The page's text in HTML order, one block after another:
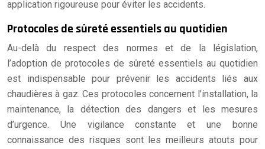
application rigoureuse pour éviter les accidents.
Protocoles de sûreté essentiels au quotidien
Au-delà du respect des normes et de la législation,
l’adoption de protocoles de sûreté essentiels au quotidien
est indispensable pour prévenir les accidents liés aux
chaudières à gaz. Ces protocoles concernent l’installation, la
maintenance, la détection des dangers et les mesures
d’urgence. Une vigilance constante et une bonne
connaissance des risques sont les meilleurs atouts pour